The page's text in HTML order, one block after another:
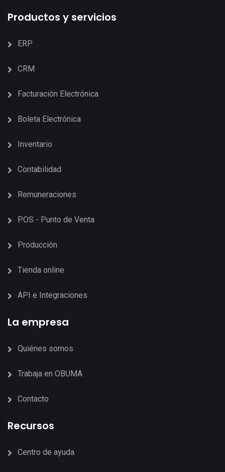
Productos y servicios
ERP
CRM
Facturación Electrónica
Boleta Electrónica
Inventario
Contabilidad
Remuneraciones
POS - Punto de Venta
Producción
Tienda online
API e Integraciones
La empresa
Quiénes somos
Trabaja en OBUMA
Contacto
Recursos
Centro de ayuda